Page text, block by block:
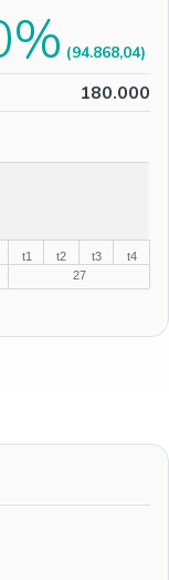
180.000
(94.868,04)
t1
27
t2 t3 t4